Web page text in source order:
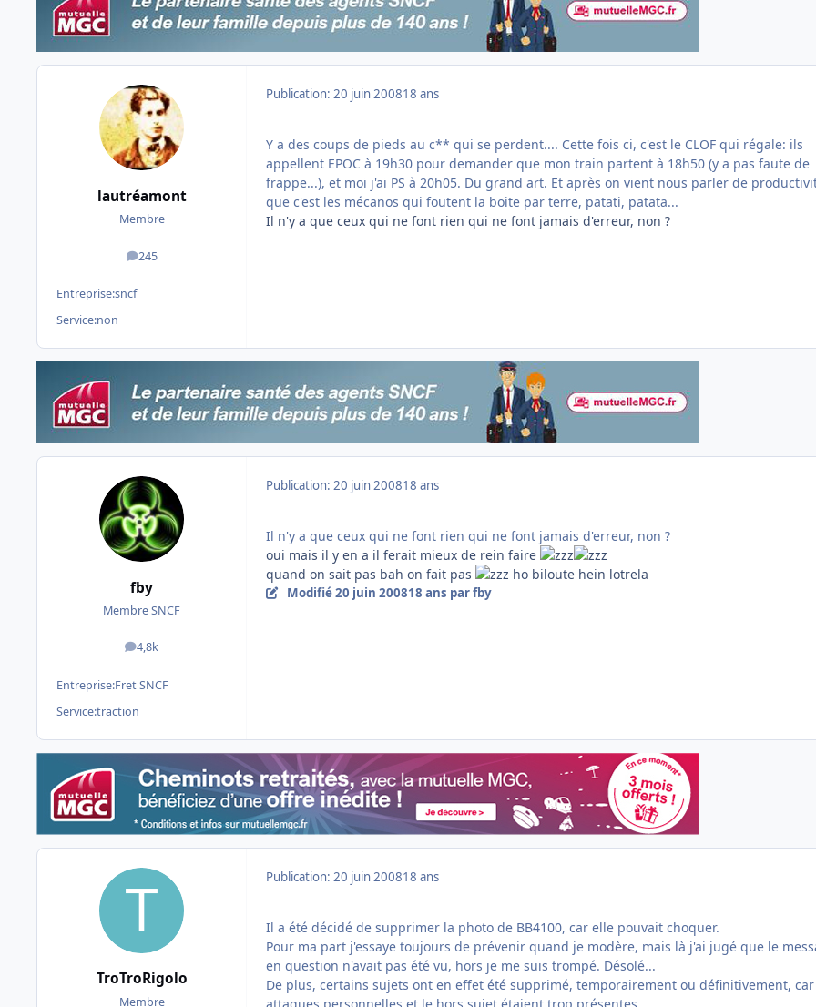
lautréamont
Membre
245
messages
Entreprise:sncf
Service:non
Publication: 20 juin 200818 ans
Y a des coups de pieds au c** qui se perdent.... Cette fois ci, c'est le CLOF qui régale: ils
appellent EPOC à 19h30 pour demander que mon train partent à 18h50 (y a pas faute de
frappe...), et moi j'ai PS à 20h05. Du grand art. Et après on vient nous parler de
que c'est les mécanos qui foutent la boite par terre, patati, patata...
Il n'y a que ceux qui ne font rien qui ne font jamais d'erreur, non ?
fby
Membre SNCF
4,8k
messages
Entreprise:Fret SNCF
Service:traction
Publication: 20 juin 200818 ans
Il n'y a que ceux qui ne font rien qui ne font jamais d'erreur, non ?
oui mais il y en a il ferait mieux de rein faire
quand on sait pas bah on fait pas
ho biloute hein lotrela
Modifié20 juin 200818 ans par fby
TroTroRigolo
Membre
Publication: 20 juin 200818 ans
Il a été décidé de supprimer la photo de BB4100, car elle pouvait choquer.
Pour ma part j'essaye toujours de prévenir quand je modère, mais là j'ai jugé que le
en question n'avait pas été vu, hors je me suis trompé. Désolé...
De plus, certains sujets ont en effet été supprimé, temporairement ou définitivement, car